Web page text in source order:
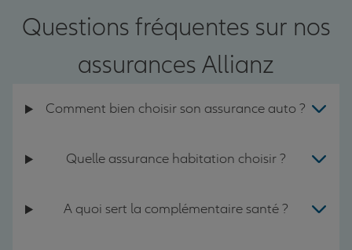
Questions fréquentes sur nos
assurances Allianz
Comment bien choisir son assurance auto ?
Quelle assurance habitation choisir ?
A quoi sert la complémentaire santé ?